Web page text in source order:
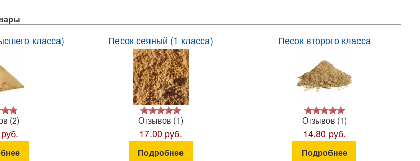
класса)
(2)
Песок сеяный (1 класса)
Отзывов (1)
17.00 руб.
Подробнее
Песок второго класса
Отзывов (1)
14.80 руб.
Подробнее